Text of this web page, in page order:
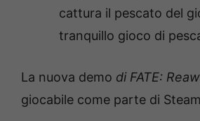
cattura il pescato del
tranquillo gioco di
La nuova demo di FATE:
giocabile come parte di